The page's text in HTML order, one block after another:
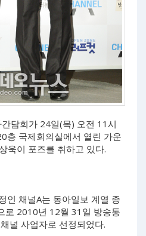
담회가 24일(목) 오전 11시
층 국제회의실에서 열린 가운
욱이 포즈를 취하고 있다.
인 채널A는 동아일보 계열 종
로 2010년 12월 31일 방송통
널 사업자로 선정되었다.